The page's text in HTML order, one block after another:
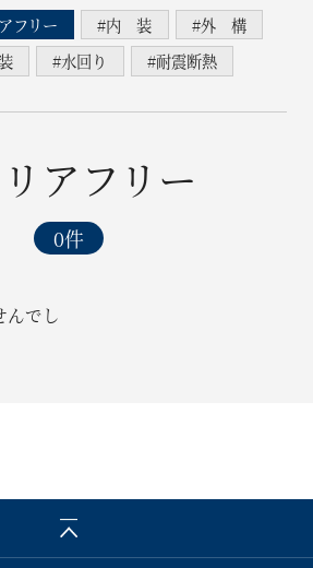
会社情報
でお問い合わせ
フリー #内 装
#外 構
#水回り #耐震断熱
アフリー
0件
んでし